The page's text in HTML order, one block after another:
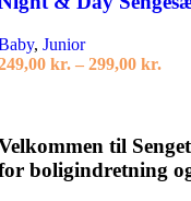
, Junior
kr. – 299,00 kr.
til
boligindretning